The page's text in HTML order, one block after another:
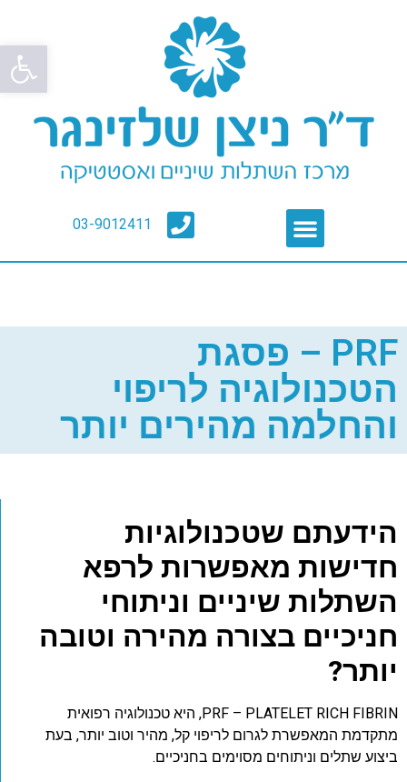
פתח
03-9012411
PRF – פסגת
הטכנולוגיה לריפוי
והחלמה מהירים יותר
הידעתם שטכנולוגיות
חדישות מאפשרות לרפא
השתלות שיניים וניתוחי
חניכיים בצורה מהירה וטובה
יותר?
PRF – PLATELET RICH FIBRIN, היא טכנולוגיה רפואית
מתקדמת המאפשרת לגרום לריפוי קל, מהיר וטוב יותר, בעת
ביצוע שתלים וניתוחים מסוימים בחניכיים.